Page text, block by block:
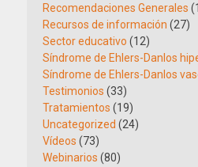
Recomendaciones Generales
Recursos de información (27)
Sector educativo (12)
Síndrome de Ehlers-Danlos
Síndrome de Ehlers-Danlos
Testimonios (33)
Tratamientos (19)
Uncategorized (24)
Vídeos (73)
Webinarios (80)